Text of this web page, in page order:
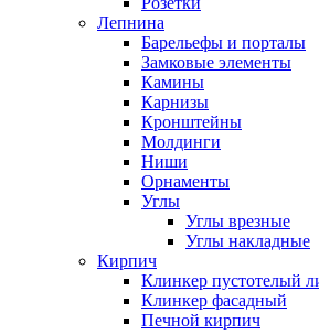
Лепнина
Барельефы и порталы
Замковые элементы
Камины
Карнизы
Кронштейны
Молдинги
Ниши
Орнаменты
Углы
Углы врезные
Углы накладные
Кирпич
Клинкер пустотелый
Клинкер фасадный
Печной кирпич